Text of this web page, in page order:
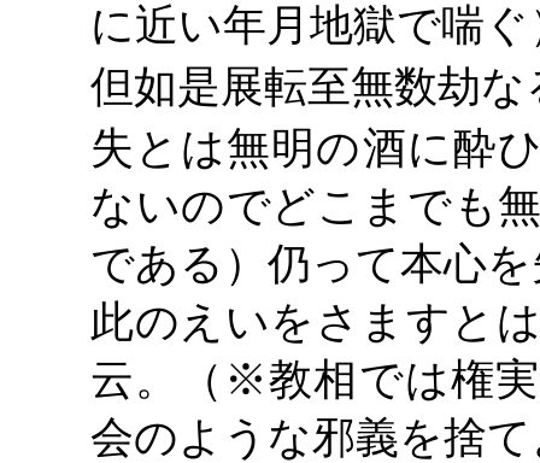
に近い年月地獄で喘ぐ
但如是展転至無数劫
失とは無明の酒に酔
ないのでどこまでも
である）仍って本心
此のえいをさますと
云。（ ※教相では権
会のような邪義を捨